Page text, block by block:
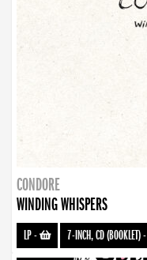
CONDORE
WINDING WHISPERS
LP- 7-INCH, CD (BOOKLET)-